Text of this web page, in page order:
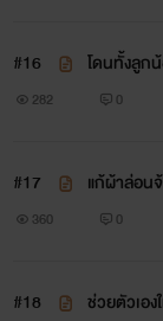
#16
โดนทั้งลูก
NC18+
282 0
#17
แก้ผ้าล่อน
🔥NC18+
360 0
#18
ช่วยตัวเอ